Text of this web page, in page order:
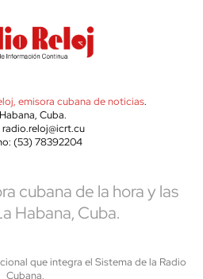
emisora cubana de noticias.
Cuba.
(53) 78392204
cubana de la hora y las
Habana, Cuba.
que integra el Sistema de la Radio
Cubana,